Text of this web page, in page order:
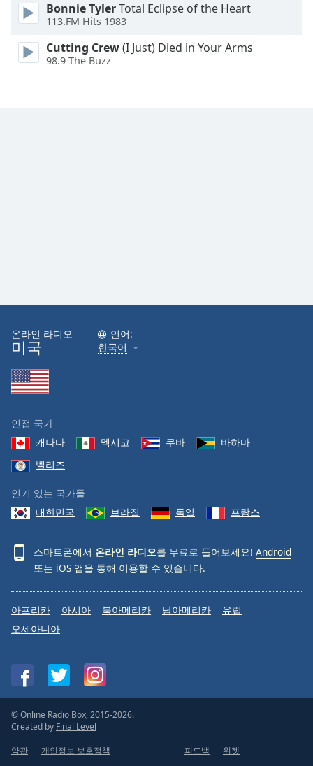
Font
Size
Text
Bonnie TylerTotal Eclipse of the Heart
113.FM Hits 1983
Cutting Crew(I Just) Died in Your Arms
98.9 The Buzz
온라인 라디오
미국
언어:
한국어
인접 국가
캐나다
멕시코 쿠바
바하마
벨리즈
인기 있는 국가들
대한민국
브라질 독일 프랑스
스마트폰에서 온라인 라디오를 무료로 들어보세요! Android
또는 iOS 앱을 통해 이용할 수 있습니다.
아프리카 아시아 북아메리카 남아메리카
유럽
오세아니아
© Online Radio Box, 2015-2026.
Created by Final Level
약관
개인정보 보호정책 피드백 위젯